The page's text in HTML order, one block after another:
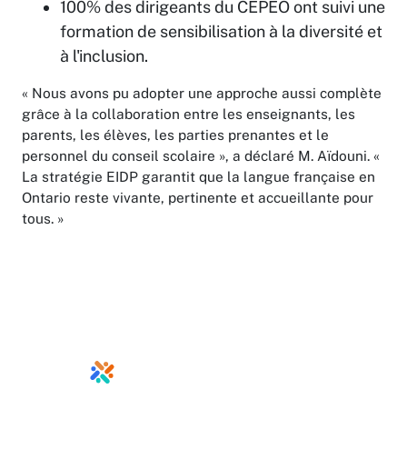
100% des dirigeants du CEPEO ont suivi une
formation de sensibilisation à la diversité et
à l'inclusion.
« Nous avons pu adopter une approche aussi complète
grâce à la collaboration entre les enseignants, les
parents, les élèves, les parties prenantes et le
personnel du conseil scolaire », a déclaré M. Aïdouni. «
La stratégie EIDP garantit que la langue française en
Ontario reste vivante, pertinente et accueillante pour
tous. »